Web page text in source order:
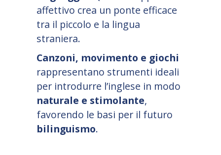
affettivo crea un ponte efficace
tra il piccolo e la lingua
straniera.
Canzoni, movimento e giochi
rappresentano strumenti ideali
per introdurre l’inglese in modo
naturale e stimolante,
favorendo le basi per il futuro
bilinguismo.